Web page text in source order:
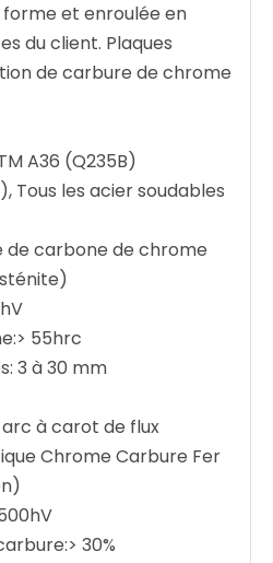
et enroulée en
du client. Plaques
de carbure de chrome
A36 (Q235B)
Tous les acier soudables
de carbone de chrome
55hrc
3 à 30 mm
à carot de flux
Chrome Carbure Fer
30%